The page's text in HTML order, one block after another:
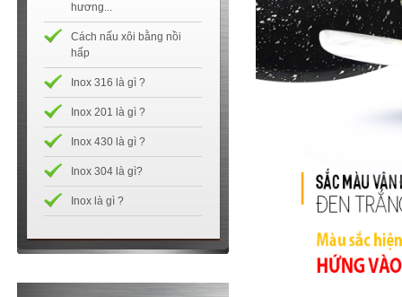
hương...
Cách nấu xôi bằng nồi
hấp
Inox 316 là gì ?
Inox 201 là gì ?
Inox 430 là gì ?
Inox 304 là gì?
Inox là gì ?